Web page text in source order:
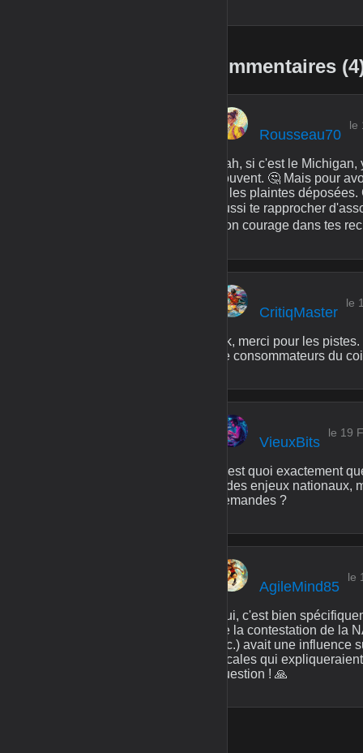
Commentaires
Rousseau70
le
Bah, si c'est le
souvent. 🤔 Mais pour
et les plaintes
aussi te rapprocher
Bon courage dans tes
CritiqMaster
le
Ok, merci pour les
de consommateurs du
VieuxBits
le 19
C'est quoi exactement
a des enjeux nationaux,
demandes ?
AgileMind85
le
Oui, c'est bien
de la contestation de la
etc.) avait une influence
locales qui
question ! 🙏